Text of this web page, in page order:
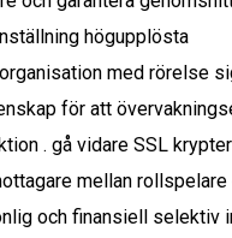
högupplösta
med rörelse
för att
. gå vidare SSL
mellan rollspelare
och finansiell selektiv